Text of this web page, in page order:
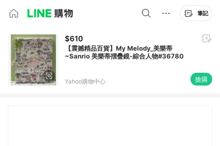
筆記
$610
【震撼精品百貨】My Melody_美樂蒂
~Sanrio 美樂蒂摺疊鏡-綜合人物#36780
Yahoo購物中心 搶購